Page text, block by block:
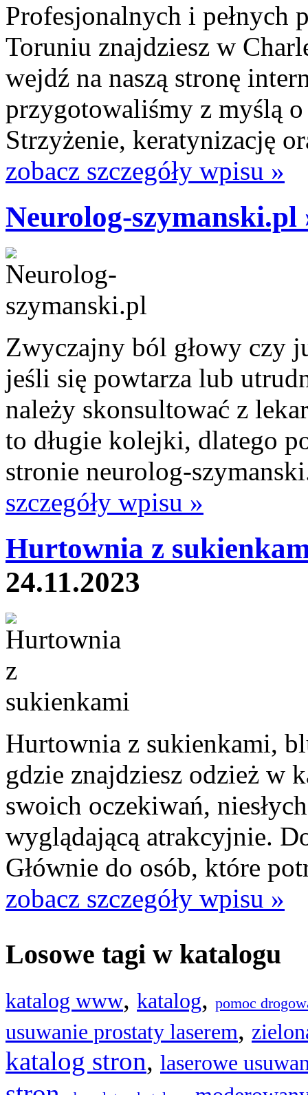
Profesjonalnych i pełnych
Toruniu znajdziesz w
wejdź na naszą stronę
przygotowaliśmy z myślą
Strzyżenie, keratynizację
zobacz szczegóły wpisu »
Neurolog-szymanski.pl
Zwyczajny ból głowy czy
jeśli się powtarza lub
należy skonsultować z
to długie kolejki, dlatego
stronie neurolog-
szczegóły wpisu »
Hurtownia z
24.11.2023
Hurtownia z sukienkami,
gdzie znajdziesz odzież w
swoich oczekiwań,
wyglądającą atrakcyjnie.
Głównie do osób, które
zobacz szczegóły wpisu »
Losowe tagi w katalogu
katalog www, katalog, pomoc
usuwanie prostaty laserem,
katalog stron, laserowe